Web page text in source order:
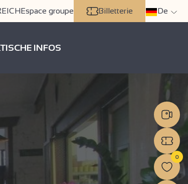
Espace groupe Billetterie De
INFOS
0